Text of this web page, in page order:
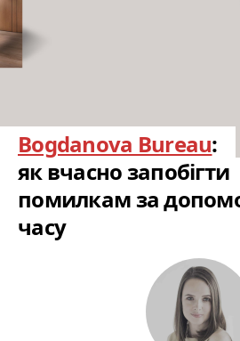
Bogdanova Bureau:
як вчасно запобігти
помилкам за
часу